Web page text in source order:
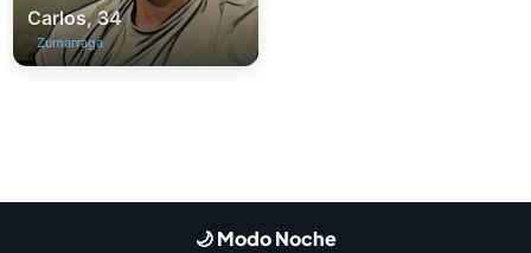
Carlos, 34
Zumarraga
🌙 Modo Noche